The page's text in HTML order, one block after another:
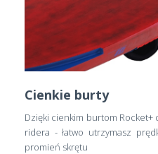
Cienkie burty
Dzięki cienkim burtom
ridera - łatwo utrzymasz
promień skrętu